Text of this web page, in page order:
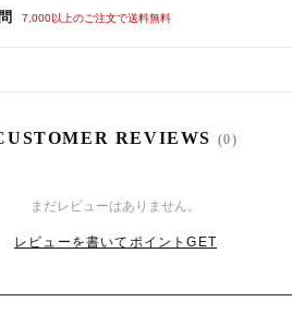
/ ウエスト / 袖丈 ）
100cm /約82cm/約18cm
7,000以上のご注文で送料無料
REVIEWS (0)
まだレビューはありません。
レビューを書いてポイントGET